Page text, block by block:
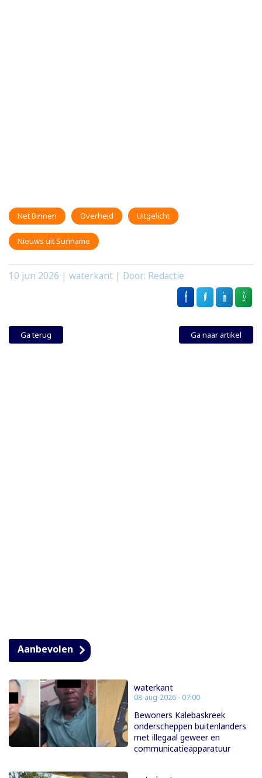
Net Binnen Overheid Uitgelicht
Nieuws uit Suriname
10 jun 2026 | waterkant | Door: Redactie
Ga terug Ga naar artikel
Aanbevolen
waterkant
08-aug-2026 - 07:00
Bewoners Kalebaskreek
onderscheppen buitenlanders
met illegaal geweer en
communicatieapparatuur